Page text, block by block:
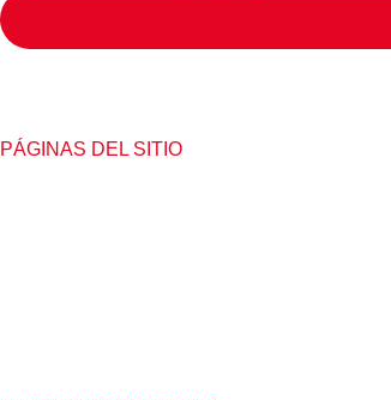
PÁGINAS DEL SITIO